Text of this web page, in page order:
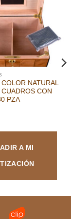
lista de
deseos
NATURAL
CON
PZA
A MI